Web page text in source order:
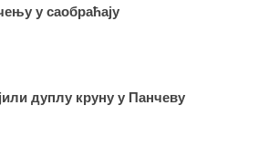
у саобраћају
дуплу круну у Панчеву